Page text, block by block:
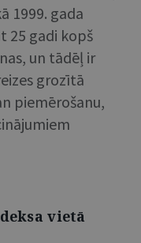
1999. gada
25 gadi kopš
un tādēļ ir
grozītā
piemērošanu,
vietā